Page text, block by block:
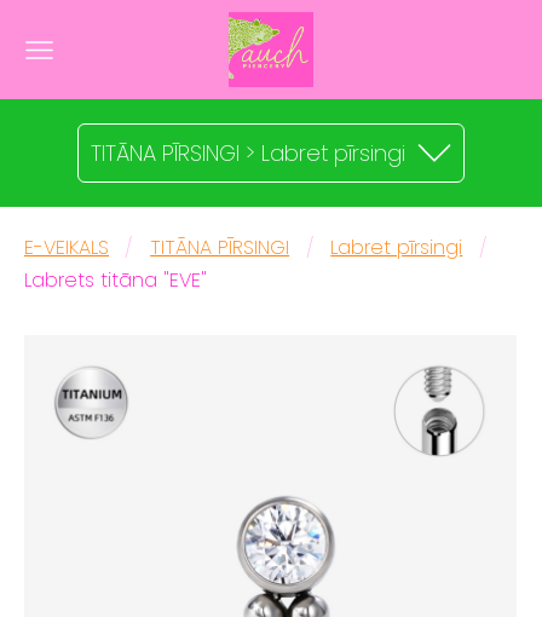
TITĀNA PĪRSINGI > Labret pīrsingi
E-VEIKALS TITĀNA PĪRSINGI
Labret pīrsingi
Labrets titāna "EVE"